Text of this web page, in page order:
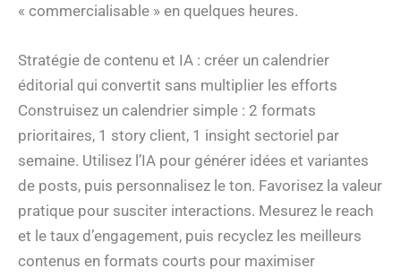
« commercialisable » en quelques heures.
Stratégie de contenu et IA : créer un calendrier
éditorial qui convertit sans multiplier les efforts
Construisez un calendrier simple : 2 formats
prioritaires, 1 story client, 1 insight sectoriel par
semaine. Utilisez l’IA pour générer idées et variantes
de posts, puis personnalisez le ton. Favorisez la valeur
pratique pour susciter interactions. Mesurez le reach
et le taux d’engagement, puis recyclez les meilleurs
contenus en formats courts pour maximiser